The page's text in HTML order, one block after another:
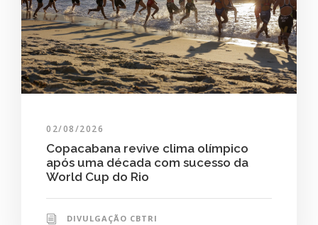
02/08/2026
Copacabana revive clima olímpico
após uma década com sucesso da
World Cup do Rio
DIVULGAÇÃO CBTRI